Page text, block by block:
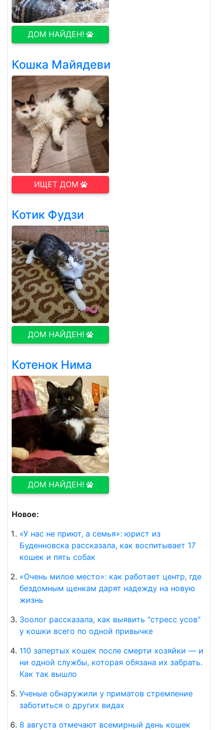
ДОМ НАЙДЕН!
Кошка Майядеви
ИЩЕТ ДОМ
Котик Фудзи
ДОМ НАЙДЕН!
Котенок Нима
ДОМ НАЙДЕН!
Новое:
«У нас не приют, а семья»: юрист из
Буденновска рассказала, как воспитывает 17
кошек и пять собак
«Очень милое место»: как работает центр, где
бездомным щенкам дарят надежду на новую
жизнь
Зоолог рассказала, как выявить "стресс усов"
у кошки всего по одной привычке
110 запертых кошек после смерти хозяйки — и
ни одной службы, которая обязана их забрать.
Как так вышло
Ученые обнаружили у приматов стремление
заботиться о других видах
8 августа отмечают всемирный день кошек